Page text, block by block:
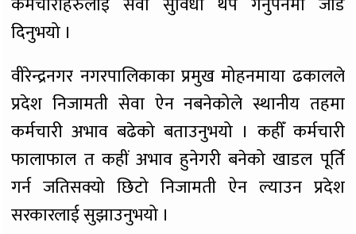
दिनुभयो ।
वीरेन्द्रनगर नगरपालिकाका प्रमुख मोहनमाया ढकालले
प्रदेश निजामती सेवा ऐन नबनेकोले स्थानीय तहमा
कर्मचारी अभाव बढेको बताउनुभयो । कहीँ कर्मचारी
फालाफाल त कहीं अभाव हुनेगरी बनेको खाडल पूर्ति
गर्न जतिसक्यो छिटो निजामती ऐन ल्याउन प्रदेश
सरकारलाई सुझाउनुभयो ।